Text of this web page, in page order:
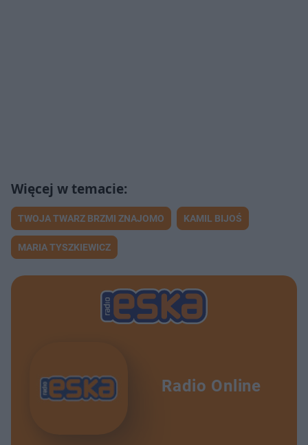
TWOJA TWARZ BRZMI ZNAJOMO KAMIL BIJOŚ
MARIA TYSZKIEWICZ
Radio Online